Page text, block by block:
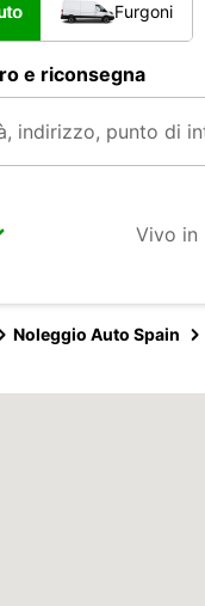
Furgoni
e riconsegna
Vivo in
Noleggio Auto Spain